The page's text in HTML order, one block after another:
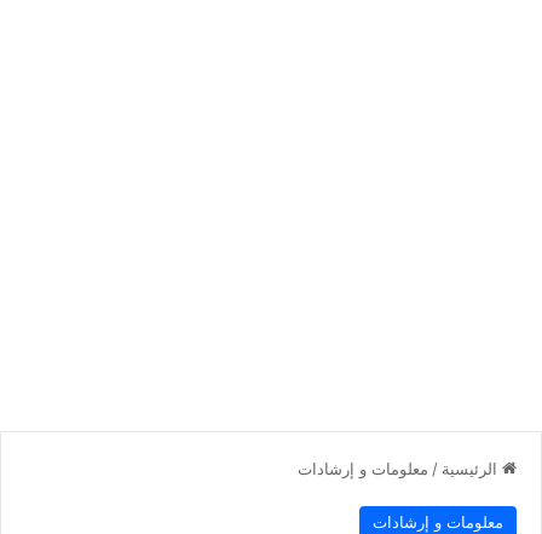
الرئيسية / معلومات و إرشادات
معلومات و إرشادات